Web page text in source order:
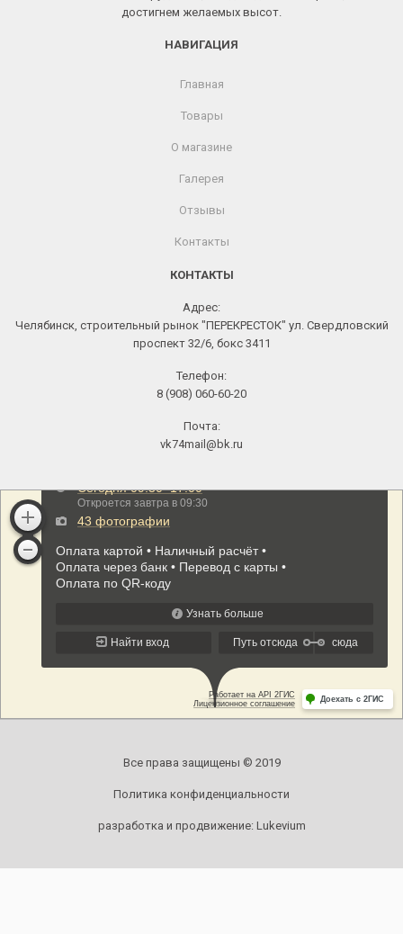
достигнем желаемых высот.
НАВИГАЦИЯ
Главная
Товары
О магазине
Галерея
Отзывы
Контакты
КОНТАКТЫ
Адрес:
Челябинск, строительный рынок "ПЕРЕКРЕСТОК" ул. Свердловский
проспект 32/6, бокс 3411
Телефон:
8 (908) 060-60-20
Почта:
vk74mail@bk.ru
Все права защищены © 2019
Политика конфиденциальности
разработка и продвижение: Lukevium